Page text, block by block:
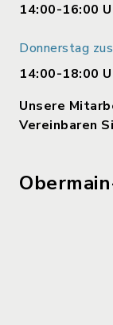
14:00-16:00
Donnerstag
14:00-18:00
Unsere
Vereinbaren